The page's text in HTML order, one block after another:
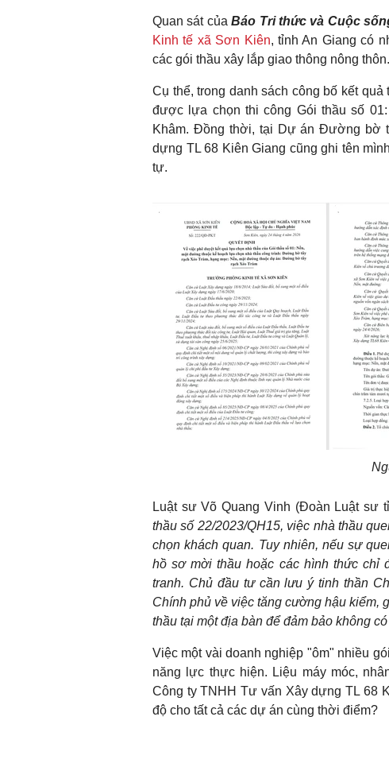
Quan sát củaBáo Tri thức và Cuộc
Kinh tế xã Sơn Kiên, tỉnh An Giang có
các gói thầu xây lắp giao thông nông thôn.
Cụ thể, trong danh sách công bố kết
được lựa chọn thi công Gói thầu số
Khâm. Đồng thời, tại Dự án Đường bờ
dựng TL 68 Kiên Giang cũng ghi tên
tự.
Luật sư Võ Quang Vinh (Đoàn Luật sư
thầu số 22/2023/QH15, việc nhà thầu
chọn khách quan. Tuy nhiên, nếu sự
hồ sơ mời thầu hoặc các hình thức chỉ
tranh. Chủ đầu tư cần lưu ý tinh thần
Chính phủ về việc tăng cường hậu kiểm,
thầu tại một địa bàn để đảm bảo không
Việc một vài doanh nghiệp "ôm" nhiều
năng lực thực hiện. Liệu máy móc,
Công ty TNHH Tư vấn Xây dựng TL 68
độ cho tất cả các dự án cùng thời điểm?